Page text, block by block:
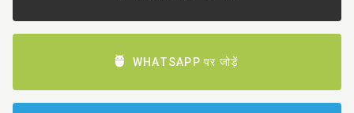
WHATSAPP पर जोड़ें